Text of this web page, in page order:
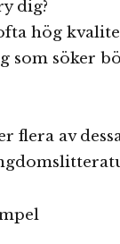
dig?
hög
som söker
flera av